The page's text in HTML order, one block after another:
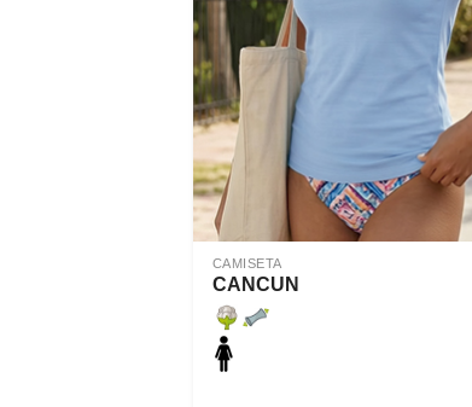
CAMISETA
CANCUN